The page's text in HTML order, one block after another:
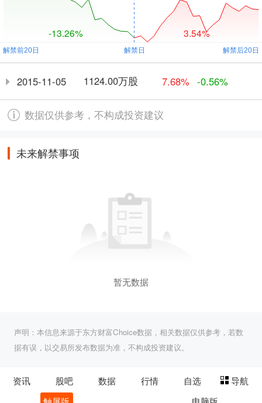
-13.26% 3.54%
2015-11-05 1124.00万股 7.68% -0.56%
数据仅供参考，不构成投资建议
未来解禁事项
暂无数据
声明：本信息来源于东方财富Choice数据，相关数据仅供参考，若数
据有误，以交易所发布数据为准，不构成投资建议。
资讯 股吧 数据 行情 自选
导航